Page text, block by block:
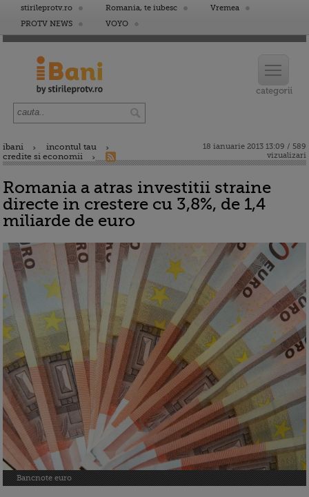
stirileprotv.ro Romania, te iubesc
Vremea
PROTV NEWS
VOYO
ibani
incontul tau
credite si economii
18 ianuarie 2013 13:09 / 589
vizualizari
Romania a atras investitii straine
directe in crestere cu 3,8%, de 1,4
miliarde de euro
Bancnote euro